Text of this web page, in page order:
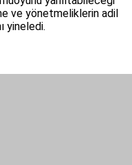
ve yönetmeliklerin adil
yineledi.